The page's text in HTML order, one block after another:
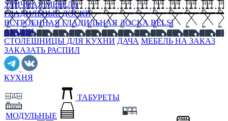
УЛИЧНАЯ МЕБЕЛЬ
ГЛАДИЛЬНЫЕ ДОСКИ
ВСТРОЕННАЯ ГЛАДИЛЬНАЯ ДОСКА BELSI
АКЦИИ
СТОЛЕШНИЦЫ ДЛЯ КУХНИ ДАЧА МЕБЕЛЬ НА ЗАКАЗ
ЗАКАЗАТЬ РАСПИЛ
КУХНЯ
МОДУЛЬНЫЕ
ТАБУРЕТЫ